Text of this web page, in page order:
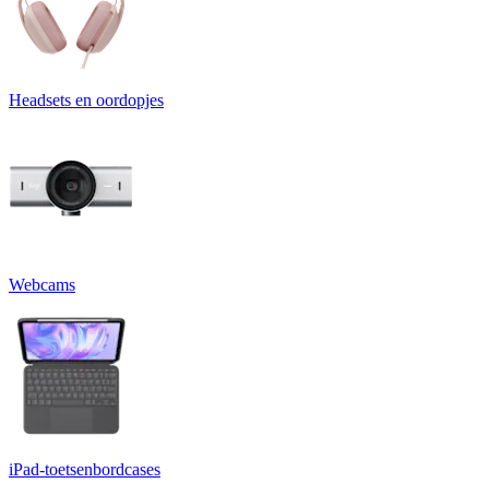
Headsets en oordopjes
Webcams
iPad-toetsenbordcases